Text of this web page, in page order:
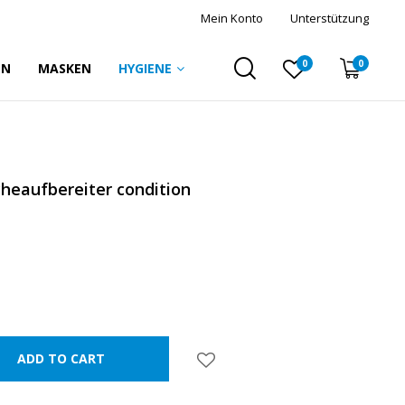
Mein Konto Unterstützung
MASKEN HYGIENE 0 0
condition
ADD TO CART